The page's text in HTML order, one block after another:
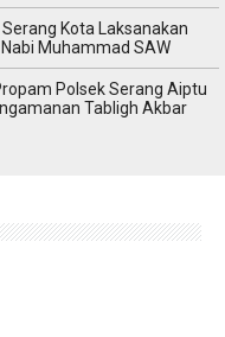
Kota Laksanakan
Muhammad SAW
Polsek Serang Aiptu
Tabligh Akbar